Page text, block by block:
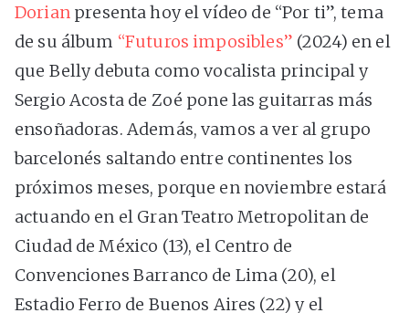
Dorianpresenta hoy el vídeo de “Por ti”, tema
de su álbum “Futuros imposibles” (2024) en el
que Belly debuta como vocalista principal y
Sergio Acosta de Zoé pone las guitarras más
ensoñadoras. Además, vamos a ver al grupo
barcelonés saltando entre continentes los
próximos meses, porque en noviembre estará
actuando en el Gran Teatro Metropolitan de
Ciudad de México (13), el Centro de
Convenciones Barranco de Lima (20), el
Estadio Ferro de Buenos Aires (22) y el